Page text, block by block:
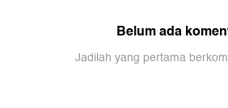
Belum ada
Jadilah yang pertama